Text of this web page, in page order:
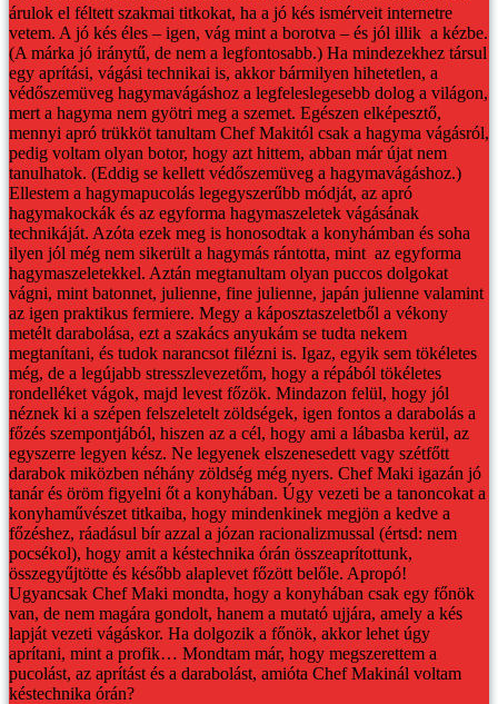
árulok el féltett szakmai titkokat, ha a jó kés ismérveit internetre
vetem. A jó kés éles – igen, vág mint a borotva – és jól illik a kézbe.
(A márka jó iránytű, de nem a legfontosabb.) Ha mindezekhez társul
egy aprítási, vágási technikai is, akkor bármilyen hihetetlen, a
védőszemüveg hagymavágáshoz a legfeleslegesebb dolog a világon,
mert a hagyma nem gyötri meg a szemet. Egészen elképesztő,
mennyi apró trükköt tanultam Chef Makitól csak a hagyma vágásról,
pedig voltam olyan botor, hogy azt hittem, abban már újat nem
tanulhatok. (Eddig se kellett védőszemüveg a hagymavágáshoz.)
Ellestem a hagymapucolás legegyszerűbb módját, az apró
hagymakockák és az egyforma hagymaszeletek vágásának
technikáját. Azóta ezek meg is honosodtak a konyhámban és soha
ilyen jól még nem sikerült a hagymás rántotta, mint az egyforma
hagymaszeletekkel. Aztán megtanultam olyan puccos dolgokat
vágni, mint batonnet, julienne, fine julienne, japán julienne valamint
az igen praktikus fermiere. Megy a káposztaszeletből a vékony
metélt darabolása, ezt a szakács anyukám se tudta nekem
megtanítani, és tudok narancsot filézni is. Igaz, egyik sem tökéletes
még, de a legújabb stresszlevezetőm, hogy a répából tökéletes
rondelléket vágok, majd levest főzök. Mindazon felül, hogy jól
néznek ki a szépen felszeletelt zöldségek, igen fontos a darabolás a
főzés szempontjából, hiszen az a cél, hogy ami a lábasba kerül, az
egyszerre legyen kész. Ne legyenek elszenesedett vagy szétfőtt
darabok miközben néhány zöldség még nyers. Chef Maki igazán jó
tanár és öröm figyelni őt a konyhában. Úgy vezeti be a tanoncokat a
konyhaművészet titkaiba, hogy mindenkinek megjön a kedve a
főzéshez, ráadásul bír azzal a józan racionalizmussal (értsd: nem
pocsékol), hogy amit a késtechnika órán összeaprítottunk,
összegyűjtötte és később alaplevet főzött belőle. Apropó!
Ugyancsak Chef Maki mondta, hogy a konyhában csak egy főnök
van, de nem magára gondolt, hanem a mutató ujjára, amely a kés
lapját vezeti vágáskor. Ha dolgozik a főnök, akkor lehet úgy
aprítani, mint a profik… Mondtam már, hogy megszerettem a
pucolást, az aprítást és a darabolást, amióta Chef Makinál voltam
késtechnika órán?